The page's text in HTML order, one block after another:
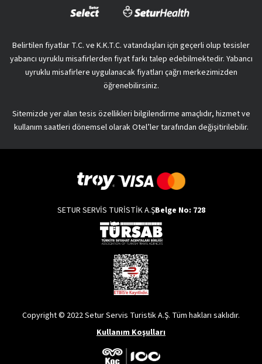
Belirtilen fiyatlar T.C. ve K.K.T.C. vatandaşları için geçerli olup tesisler
yabancı uyruklu misafirlerden fiyat farkı talep edebilmektedir. Yabancı
uyruklu misafirlere uygulanacak fiyatları çağrı merkezimizden
öğrenebilirsiniz.
Sitemizde yer alan tesis özellikleri bilgilendirme amaçlıdır, hizmet ve
kullanım saatleri dönemsel olarak Otel’ler tarafından değişitirilebilir.
SETUR SERVİS TURİSTİK A.ŞBelge No: 728
Copyright © 2022 Setur Servis Turistik A.Ş. Tüm hakları saklıdır.
Kullanım Koşulları